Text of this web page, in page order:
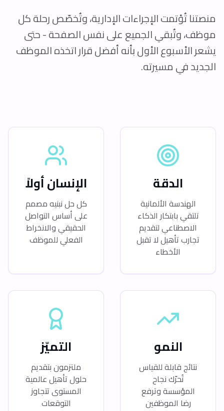
منصتنا تُؤتمت الإجراءات الإدارية، وتُخصّص رحلة كل
موظف، وتُبقي الجميع على نفس الصفحة - حتى
يشعر الأسبوع الأول بأنه أفضل قرار اتخذه الموظف
الجديد في مسيرته.
الدقة
الهندسة الألمانية
تلتقي بابتكار الذكاء
الاصطناعي لتقديم
تجارب تأهيل لا تقبل
الأخطاء
الإنسان أولاً
كل حل نبنيه مصمم
على أساس التواصل
الحقيقي والانخراط
الفعلي للموظف
النمو
نتائج قابلة للقياس
تُحرّك نجاح
المؤسسة وترفع
رضا الموظفين
التميّز
ملتزمون بتقديم
حلول تأهيل عالمية
المستوى تتجاوز
التوقعات